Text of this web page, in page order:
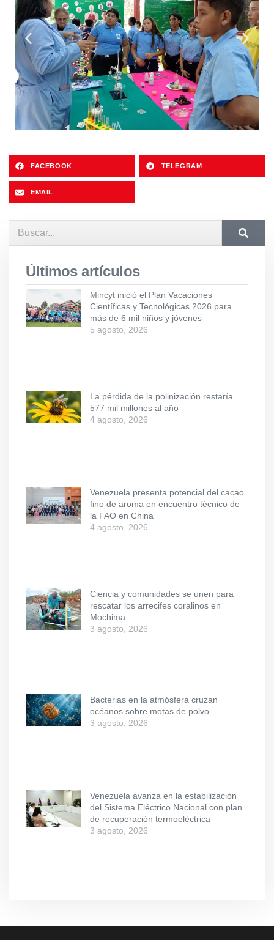
FACEBOOK TELEGRAM
EMAIL
Últimos artículos
Mincyt inició el Plan Vacaciones
Científicas y Tecnológicas 2026 para
más de 6 mil niños y jóvenes
5 agosto, 2026
La pérdida de la polinización restaría
577 mil millones al año
4 agosto, 2026
Venezuela presenta potencial del cacao
fino de aroma en encuentro técnico de
la FAO en China
4 agosto, 2026
Ciencia y comunidades se unen para
rescatar los arrecifes coralinos en
Mochima
3 agosto, 2026
Bacterias en la atmósfera cruzan
océanos sobre motas de polvo
3 agosto, 2026
Venezuela avanza en la estabilización
del Sistema Eléctrico Nacional con plan
de recuperación termoeléctrica
3 agosto, 2026